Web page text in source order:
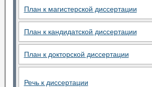
План к магистерской диссертации
План к кандидатской диссертации
План к докторской диссертации
Речь к диссертации